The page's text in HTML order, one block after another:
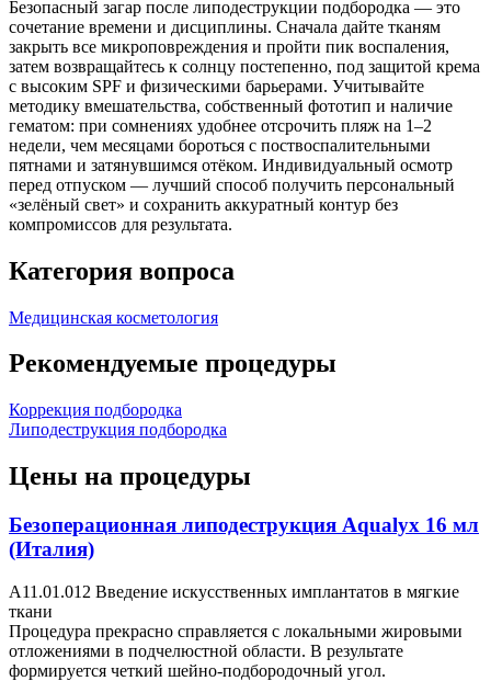
Безопасный загар после липодеструкции подбородка — это
сочетание времени и дисциплины. Сначала дайте тканям
закрыть все микроповреждения и пройти пик воспаления,
затем возвращайтесь к солнцу постепенно, под защитой крема
с высоким SPF и физическими барьерами. Учитывайте
методику вмешательства, собственный фототип и наличие
гематом: при сомнениях удобнее отсрочить пляж на 1–2
недели, чем месяцами бороться с поствоспалительными
пятнами и затянувшимся отёком. Индивидуальный осмотр
перед отпуском — лучший способ получить персональный
«зелёный свет» и сохранить аккуратный контур без
компромиссов для результата.
Категория вопроса
Медицинская косметология
Рекомендуемые процедуры
Коррекция подбородка
Липодеструкция подбородка
Цены на процедуры
Безоперационная липодеструкция Aqualyx 16 мл
(Италия)
А11.01.012 Введение искусственных имплантатов в мягкие
ткани
Процедура прекрасно справляется с локальными жировыми
отложениями в подчелюстной области. В результате
формируется четкий шейно-подбородочный угол.